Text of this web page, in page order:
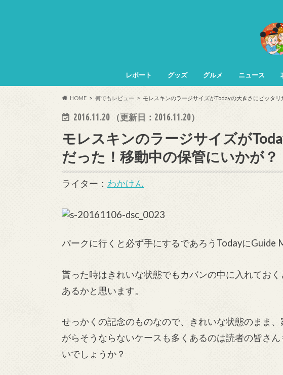
レポート グッズ グルメ ニュース
HOME 何でもレビュー モレスキンのラージサイズがTodayの大きさにピッタリ
2016.11.20（更新日： 2016.11.20）
モレスキンのラージサイズが
だった！移動中の保管にいかが？
ライター： わかけん
パークに行くと必ず手にするであろうTodayにGuide
貰った時はきれいな状態でもカバンの中に入れてお
あるかと思います。
せっかくの記念のものなので、きれいな状態のまま
がらそうならないケースも多くあるのは読者の皆さ
いでしょうか？